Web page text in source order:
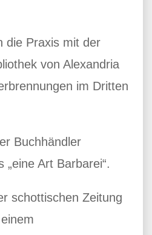
die Praxis mit der
von Alexandria
im Dritten
Buchhändler
„eine Art Barbarei“.
schottischen Zeitung